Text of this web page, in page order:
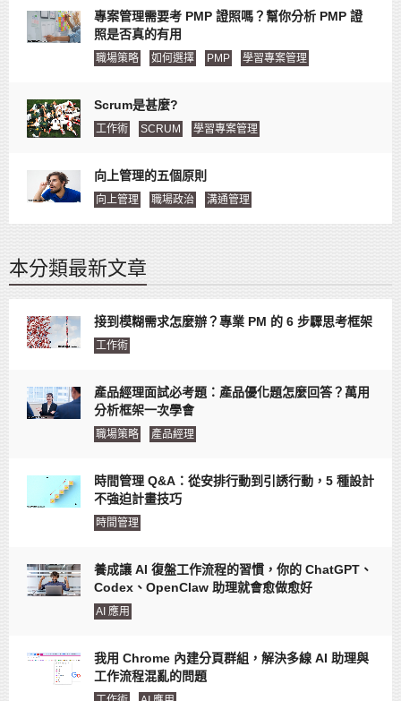
專案管理需要考 PMP 證照嗎？幫你分析 PMP 證
照是否真的有用
職場策略 如何選擇 PMP 學習專案管理
Scrum是甚麼?
工作術 SCRUM 學習專案管理
向上管理的五個原則
向上管理 職場政治 溝通管理
本分類最新文章
接到模糊需求怎麼辦？專業 PM 的 6 步驟思考框架
工作術
產品經理面試必考題：產品優化題怎麼回答？萬用
分析框架一次學會
職場策略 產品經理
時間管理 Q&A：從安排行動到引誘行動，5 種設計
不強迫計畫技巧
時間管理
養成讓 AI 復盤工作流程的習慣，你的 ChatGPT、
Codex、OpenClaw 助理就會愈做愈好
AI 應用
我用 Chrome 內建分頁群組，解決多線 AI 助理與
工作流程混亂的問題